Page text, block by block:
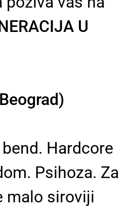
U
Hardcore
Psihoza. Za
malo siroviji